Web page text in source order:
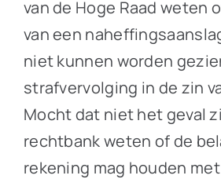
van de Hoge Raad weten
van een
niet kunnen worden
strafvervolging in de zin
Mocht dat niet het geval
rechtbank weten of de
rekening mag houden